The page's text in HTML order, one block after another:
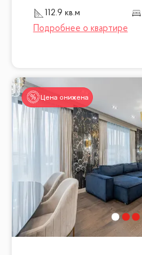
112.9 кв.м
Цена снижена